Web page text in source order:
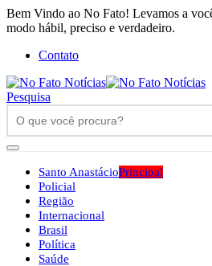
Bem Vindo ao No Fato! Levamos a
modo hábil, preciso e verdadeiro.
Contato
Pesquisa
Santo AnastácioPrincipal
Policial
Região
Internacional
Brasil
Política
Saúde